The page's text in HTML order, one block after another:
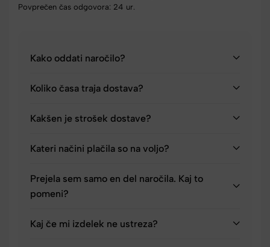
Povprečen čas odgovora: 24 ur.
Kako oddati naročilo?
Koliko časa traja dostava?
Kakšen je strošek dostave?
Kateri načini plačila so na voljo?
Prejela sem samo en del naročila. Kaj to
pomeni?
Kaj če mi izdelek ne ustreza?